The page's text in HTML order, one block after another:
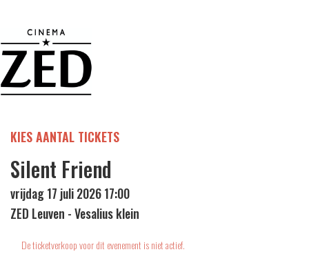
KIES AANTAL TICKETS
Silent Friend
vrijdag 17 juli 2026 17:00
ZED Leuven - Vesalius klein
De ticketverkoop voor dit evenement is niet actief.